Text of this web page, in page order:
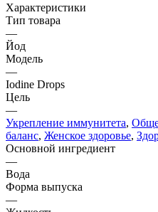
Характеристики
Тип товара
—
Йод
Модель
—
Iodine Drops
Цель
—
Укрепление иммунитета,
баланс, Женское здоровье,
Основной ингредиент
—
Вода
Форма выпуска
—